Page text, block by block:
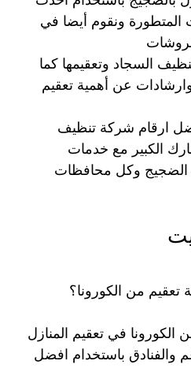
المتطورة ونقوم أيضا في
السجاد وتعقيمها كما
عن أهمية تعقيم
ارقام شركة تنظيف
الكبير مع خدمات
وكل محافظات
من الكورونا؟
في تعقيم المنازل
والفنادق باستخدام افضل